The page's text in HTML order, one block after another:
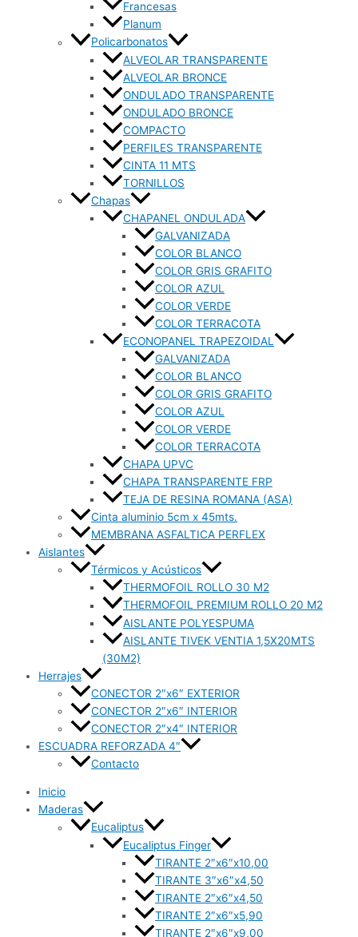
Francesas
Planum
Policarbonatos
ALVEOLAR TRANSPARENTE
ALVEOLAR BRONCE
ONDULADO TRANSPARENTE
ONDULADO BRONCE
COMPACTO
PERFILES TRANSPARENTE
CINTA 11 MTS
TORNILLOS
Chapas
CHAPANEL ONDULADA
GALVANIZADA
COLOR BLANCO
COLOR GRIS GRAFITO
COLOR AZUL
COLOR VERDE
COLOR TERRACOTA
ECONOPANEL TRAPEZOIDAL
GALVANIZADA
COLOR BLANCO
COLOR GRIS GRAFITO
COLOR AZUL
COLOR VERDE
COLOR TERRACOTA
CHAPA UPVC
CHAPA TRANSPARENTE FRP
TEJA DE RESINA ROMANA (ASA)
Cinta aluminio 5cm x 45mts.
MEMBRANA ASFALTICA PERFLEX
Aislantes
Térmicos y Acústicos
THERMOFOIL ROLLO 30 M2
THERMOFOIL PREMIUM ROLLO 20 M2
AISLANTE POLYESPUMA
AISLANTE TIVEK VENTIA 1,5X20MTS
(30M2)
Herrajes
CONECTOR 2″x6″ EXTERIOR
CONECTOR 2″x6″ INTERIOR
CONECTOR 2″x4″ INTERIOR
ESCUADRA REFORZADA 4″
Contacto
Inicio
Maderas
Eucaliptus
Eucaliptus Finger
TIRANTE 2″x6″x10,00
TIRANTE 3″x6″x4,50
TIRANTE 2″x6″x4,50
TIRANTE 2″x6″x5,90
TIRANTE 2″x6″x9,00